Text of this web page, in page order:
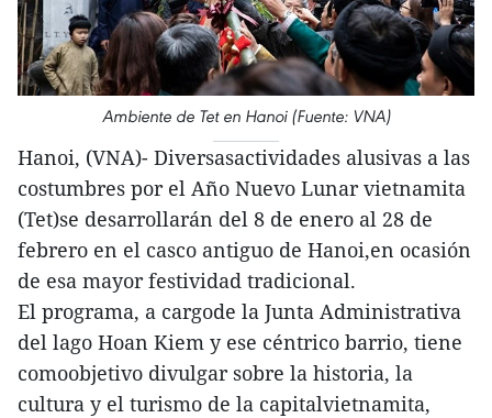
Ambiente de Tet en Hanoi (Fuente: VNA)
Hanoi, (VNA)- Diversasactividades alusivas a las
costumbres por el Año Nuevo Lunar vietnamita
(Tet)se desarrollarán del 8 de enero al 28 de
febrero en el casco antiguo de Hanoi,en ocasión
de esa mayor festividad tradicional.
El programa, a cargode la Junta Administrativa
del lago Hoan Kiem y ese céntrico barrio, tiene
comoobjetivo divulgar sobre la historia, la
cultura y el turismo de la capitalvietnamita,